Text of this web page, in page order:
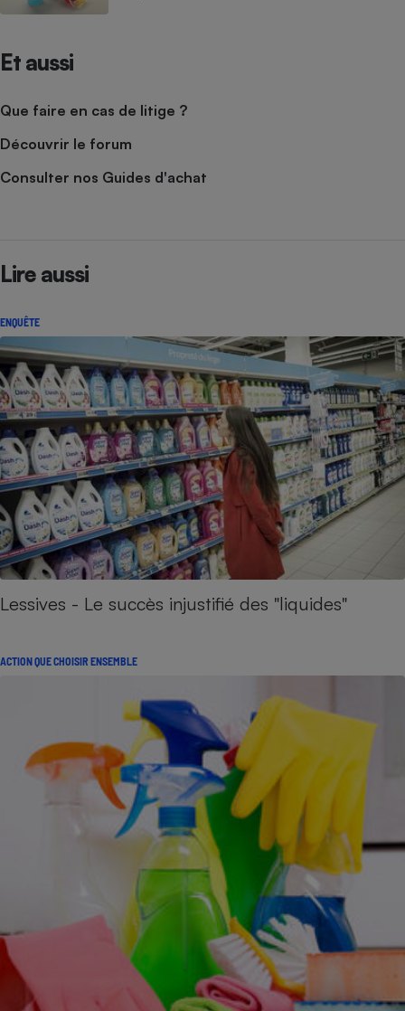
Et aussi
Que faire en cas de litige ?
Découvrir le forum
Consulter nos Guides d'achat
Lire aussi
ENQUÊTE
Lessives - Le succès injustifié des "liquides"
ACTION QUE CHOISIR ENSEMBLE